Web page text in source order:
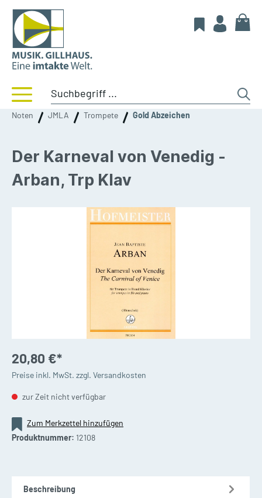
Noten JMLA Trompete Gold Abzeichen
Der Karneval von Venedig -
Arban, Trp Klav
20,80 €*
Preise inkl. MwSt. zzgl. Versandkosten
zur Zeit nicht verfügbar
Zum Merkzettel hinzufügen
Produktnummer: 12108
Beschreibung